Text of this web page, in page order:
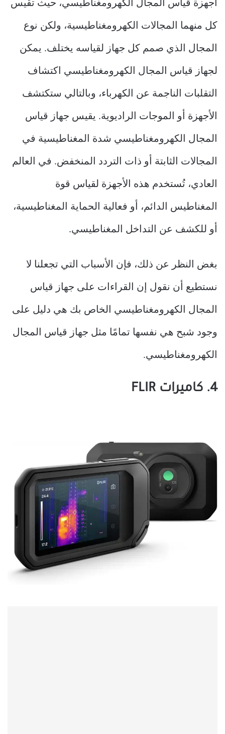
أجهزة قياس المجال الكهرومغناطيسي، حيث تقيس
كل منهما المجالات الكهرومغناطيسية، ولكن نوع
المجال الذي صمم كل جهاز لقياسه يختلف. يمكن
لجهاز قياس المجال الكهرومغناطيسي اكتشاف
التقلبات الناجمة عن الكهرباء، وبالتالي ستكتشف
الأجهزة أو الموجات الراديوية. يقيس جهاز قياس
المجال الكهرومغناطيسي شدة المغناطيسية في
المجالات الثابتة أو ذات التردد المنخفض. في العالم
العادي، تُستخدم هذه الأجهزة لقياس قوة
المغناطيس الدائم، أو فعالية الحماية المغناطيسية،
أو للكشف عن التداخل المغناطيسي.
بغض النظر عن ذلك، فإن الأسباب التي تجعلنا لا
نستطيع أن نقول إن القراءات على جهاز قياس
المجال الكهرومغناطيسي الخاص بك هي دليل على
وجود شبح هي نفسها تمامًا مثل جهاز قياس المجال
الكهرومغناطيسي.
4. كاميرات FLIR